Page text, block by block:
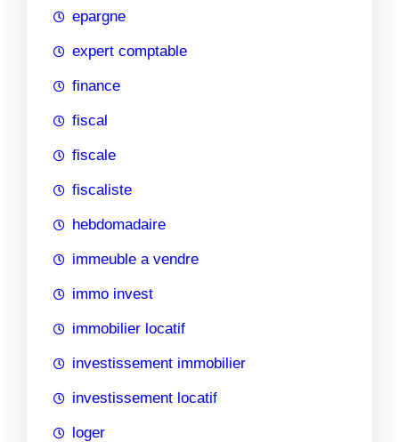
epargne
expert comptable
finance
fiscal
fiscale
fiscaliste
hebdomadaire
immeuble a vendre
immo invest
immobilier locatif
investissement immobilier
investissement locatif
loger